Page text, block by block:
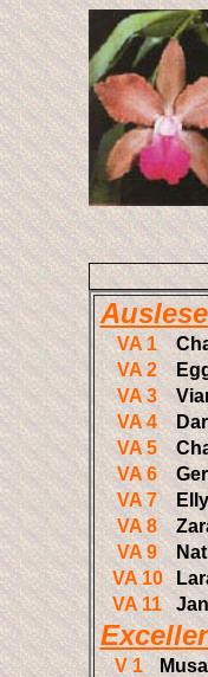
VA 1
VA 2
VA 3
VA 4
VA 5
VA 6
VA 7
VA 8
VA 9
VA 10
VA 11
V 1